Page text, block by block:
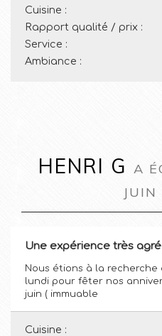
Cuisine :
Rapport qualité / prix :
Service :
Ambiance :
HENRI G A
Une expérience très
Nous étions à la
lundi pour fêter nos
juin ( immuable
Cuisine :